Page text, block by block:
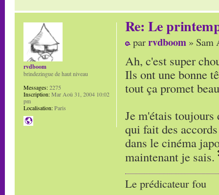
Re: Le
parrvdboom » Sam
Ah, c'est super
Ils ont une bonne
tout ça promet
Je m'étais toujours
qui fait des
dans le cinéma
maintenant je sais.
Le prédicateur fou
rvdboom
brindezingue de haut niveau
Messages:2275
Inscription:Mar Aoû 31, 2004 10:02
pm
Localisation:Paris